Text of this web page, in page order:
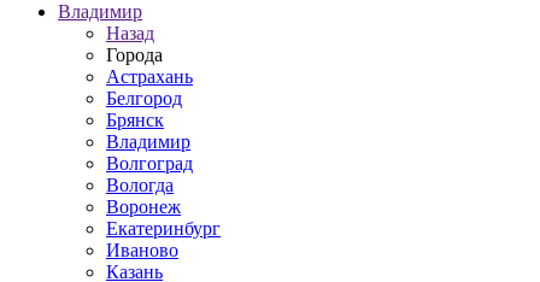
Владимир
Назад
Города
Астрахань
Белгород
Брянск
Владимир
Волгоград
Вологда
Воронеж
Екатеринбург
Иваново
Казань